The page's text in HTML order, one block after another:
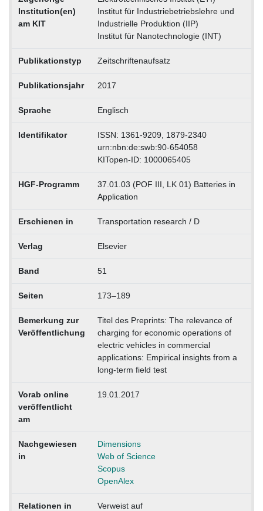
Institution(en)
am KIT
Institut für Industriebetriebslehre und
Industrielle Produktion (IIP)
Institut für Nanotechnologie (INT)
Publikationstyp Zeitschriftenaufsatz
Publikationsjahr 2017
Sprache Englisch
Identifikator
ISSN: 1361-9209, 1879-2340
urn:nbn:de:swb:90-654058
KITopen-ID: 1000065405
HGF-Programm
37.01.03 (POF III, LK 01) Batteries in
Application
Erschienen in Transportation research / D
Verlag Elsevier
Band 51
Seiten 173–189
Bemerkung zur
Veröffentlichung
Titel des Preprints: The relevance of
charging for economic operations of
electric vehicles in commercial
applications: Empirical insights from a
long-term field test
Vorab online
veröffentlicht
am
19.01.2017
Nachgewiesen
in
Dimensions
Web of Science
Scopus
OpenAlex
Relationen in Verweist auf